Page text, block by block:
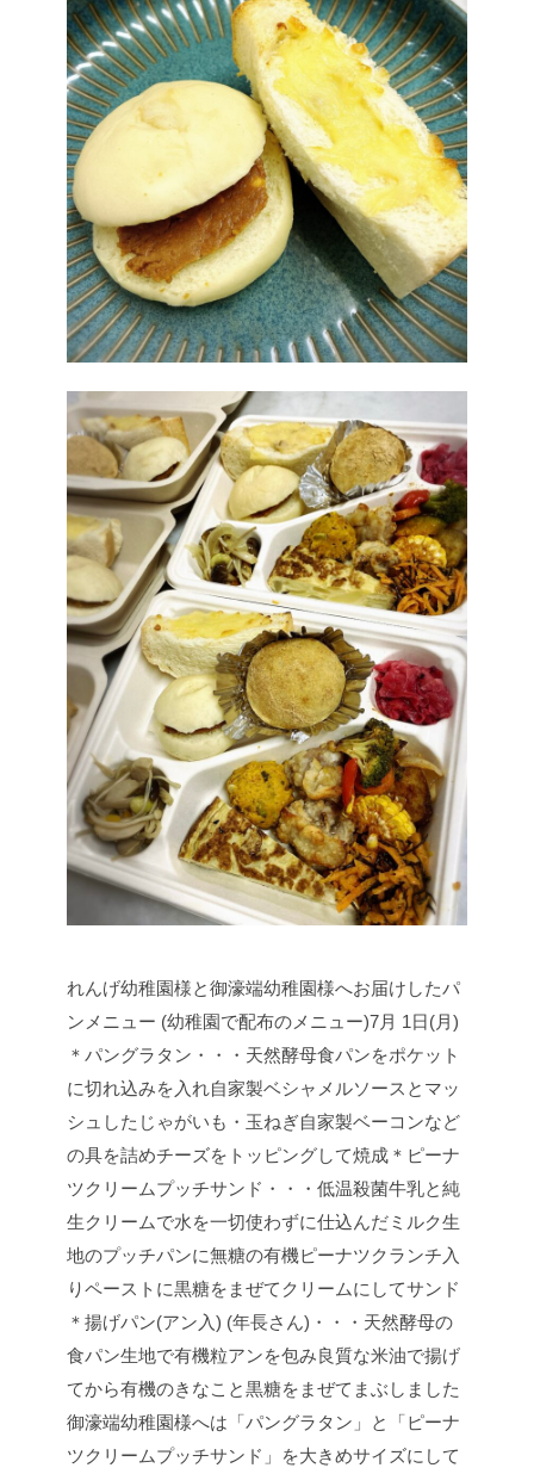
れんげ幼稚園様と御濠端幼稚園様へお届けしたパ
ンメニュー (幼稚園で配布のメニュー)7月 1日(月)
＊パングラタン・・・天然酵母食パンをポケット
に切れ込みを入れ自家製ベシャメルソースとマッ
シュしたじゃがいも・玉ねぎ自家製ベーコンなど
の具を詰めチーズをトッピングして焼成 ＊ピーナ
ツクリームプッチサンド・・・低温殺菌牛乳と純
生クリームで水を一切使わずに仕込んだミルク生
地のプッチパンに無糖の有機ピーナツクランチ入
りペーストに黒糖をまぜてクリームにしてサンド
＊揚げパン(アン入) (年長さん)・・・天然酵母の
食パン生地で有機粒アンを包み良質な米油で揚げ
てから有機のきなこと黒糖をまぜてまぶしました
御濠端幼稚園様へは「パングラタン」と「ピーナ
ツクリームプッチサンド」を大きめサイズにして